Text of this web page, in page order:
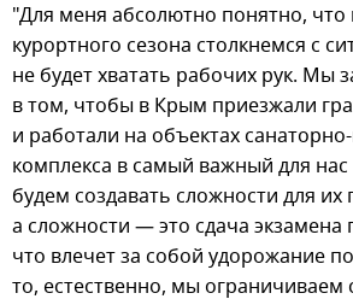
"Для меня абсолютно понятно,
курортного сезона столкнемся с
не будет хватать рабочих рук. Мы
в том, чтобы в Крым приезжали
и работали на объектах
комплекса в самый важный для
будем создавать сложности для их
а сложности — это сдача экзамена
что влечет за собой удорожание
то, естественно, мы ограничиваем